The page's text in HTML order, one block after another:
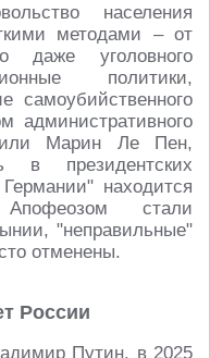
населения
методами – от
даже уголовного
политики,
самоубийственного
административного
Марин Ле Пен,
в президентских
находится
стали
"неправильные"
отменены.
России
Путин, в 2025